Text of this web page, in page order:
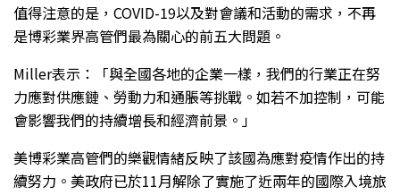
值得注意的是，COVID-19以及對會議和活動的需求，不再
是博彩業界高管們最為關心的前五大問題。
Miller表示：「與全國各地的企業一樣，我們的行業正在努
力應對供應鏈、勞動力和通脹等挑戰。如若不加控制，可能
會影響我們的持續增長和經濟前景。」
美博彩業高管們的樂觀情緒反映了該國為應對疫情作出的持
續努力。美政府已於11月解除了實施了近兩年的國際入境旅